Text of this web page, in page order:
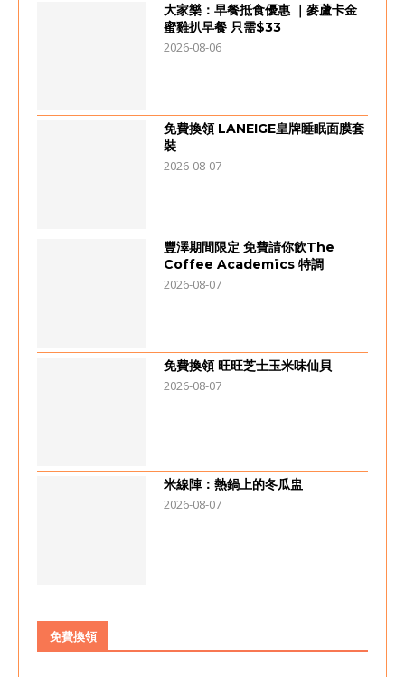
大家樂：早餐抵食優惠 ｜麥蘆卡金
蜜雞扒早餐 只需$33
2026-08-06
免費換領 LANEIGE皇牌睡眠面膜套
裝
2026-08-07
豐澤期間限定 免費請你飲The
Coffee Academïcs 特調
2026-08-07
免費換領 旺旺芝士玉米味仙貝
2026-08-07
米線陣：熱鍋上的冬瓜盅
2026-08-07
免費換領